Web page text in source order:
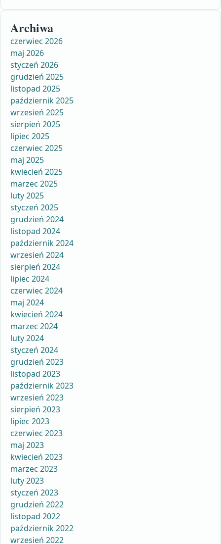
Archiwa
czerwiec 2026
maj 2026
styczeń 2026
grudzień 2025
listopad 2025
październik 2025
wrzesień 2025
sierpień 2025
lipiec 2025
czerwiec 2025
maj 2025
kwiecień 2025
marzec 2025
luty 2025
styczeń 2025
grudzień 2024
listopad 2024
październik 2024
wrzesień 2024
sierpień 2024
lipiec 2024
czerwiec 2024
maj 2024
kwiecień 2024
marzec 2024
luty 2024
styczeń 2024
grudzień 2023
listopad 2023
październik 2023
wrzesień 2023
sierpień 2023
lipiec 2023
czerwiec 2023
maj 2023
kwiecień 2023
marzec 2023
luty 2023
styczeń 2023
grudzień 2022
listopad 2022
październik 2022
wrzesień 2022